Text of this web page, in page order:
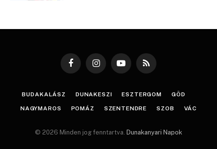
FacebookInstagramYouTubeRSS
BUDAKALÁSZ DUNAKESZI ESZTERGOM GÖD
NAGYMAROS POMÁZ SZENTENDRE SZOB VÁC
© 2026 Minden jog fenntartva. Dunakanyari Napok